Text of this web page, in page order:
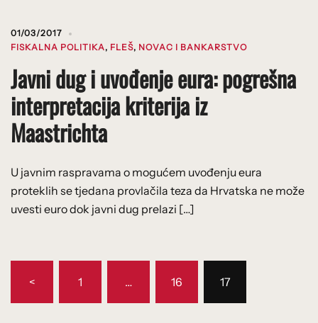
01/03/2017
FISKALNA POLITIKA, FLEŠ, NOVAC I BANKARSTVO
Javni dug i uvođenje eura: pogrešna
interpretacija kriterija iz
Maastrichta
U javnim raspravama o mogućem uvođenju eura
proteklih se tjedana provlačila teza da Hrvatska ne može
uvesti euro dok javni dug prelazi […]
stranica
objava
< 1 … 16 17